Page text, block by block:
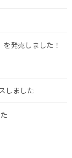
発売しました！
しました